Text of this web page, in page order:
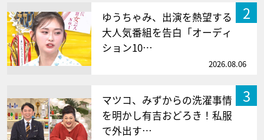
2
ゆうちゃみ、出演を熱望する
大人気番組を告白「オーディ
ション10…
2026.08.06
3
マツコ、みずからの洗濯事情
を明かし有吉おどろき！私服
で外出す…